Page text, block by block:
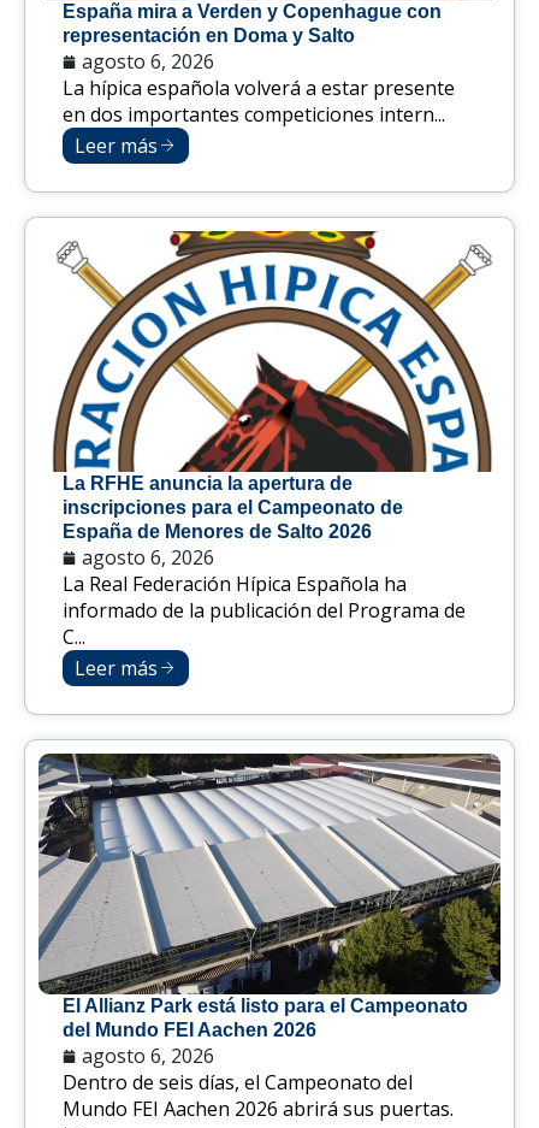
España mira a Verden y Copenhague con
representación en Doma y Salto
agosto 6, 2026
La hípica española volverá a estar presente
en dos importantes competiciones intern...
Leer más
La RFHE anuncia la apertura de
inscripciones para el Campeonato de
España de Menores de Salto 2026
agosto 6, 2026
La Real Federación Hípica Española ha
informado de la publicación del Programa de
C...
Leer más
El Allianz Park está listo para el Campeonato
del Mundo FEI Aachen 2026
agosto 6, 2026
Dentro de seis días, el Campeonato del
Mundo FEI Aachen 2026 abrirá sus puertas.